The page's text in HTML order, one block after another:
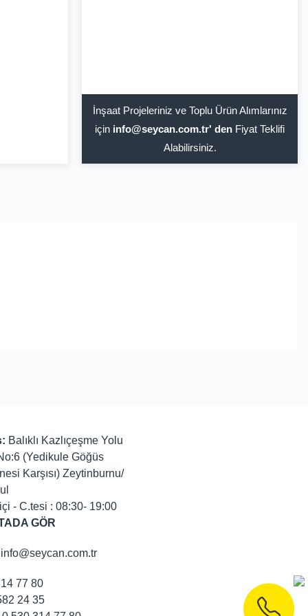
İnşaat Projeleriniz ve Toplu Ürün Alımlarınız
için info@seycan.com.tr' den Fiyat Teklifi
Alabilirsiniz.
Balıklı Kazlıçeşme Yolu
(Yedikule Göğüs
Karşısı) Zeytinburnu/
- C.tesi : 08:30- 19:00
GÖR
77 80
24 35